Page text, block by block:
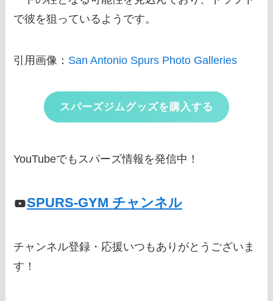
で彼を狙っているようです。
引用画像： San Antonio Spurs Photo Galleries
スパーズジムグッズを購入する
YouTubeでもスパーズ情報を発信中！
SPURS-GYM チャンネル
チャンネル登録・応援いつもありがとうございま
す！